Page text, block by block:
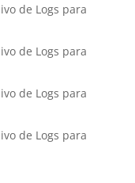
de Logs para
de Logs para
de Logs para
de Logs para